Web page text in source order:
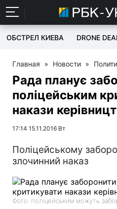
ОБСТРЕЛ КИЕВА DRONE
Главная » Новости »
Рада планує
поліцейським
накази
17:14 15.11.2016 Вт
Поліцейському
злочинний наказ
Фото: поліцейським можуть